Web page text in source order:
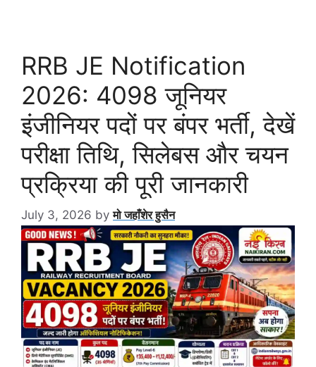
RRB JE Notification
2026: 4098 जूनियर
इंजीनियर पदों पर बंपर भर्ती, देखें
परीक्षा तिथि, सिलेबस और चयन
प्रक्रिया की पूरी जानकारी
July 3, 2026 byमो जहाँशेर हुसैन